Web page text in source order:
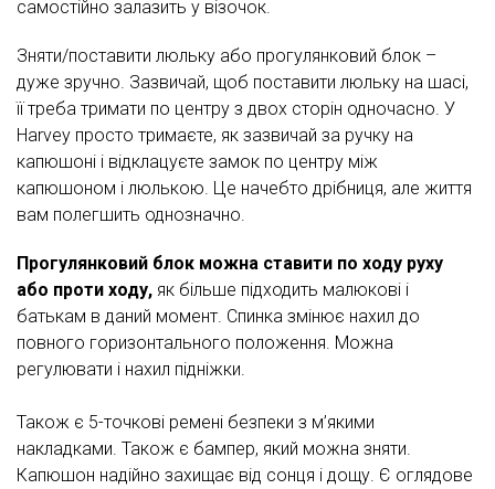
самостійно залазить у візочок.
Зняти/поставити люльку або прогулянковий блок –
дуже зручно. Зазвичай, щоб поставити люльку на шасі,
її треба тримати по центру з двох сторін одночасно. У
Harvey просто тримаєте, як зазвичай за ручку на
капюшоні і відклацуєте замок по центру між
капюшоном і люлькою. Це начебто дрібниця, але життя
вам полегшить однозначно.
Прогулянковий блок можна ставити по ходу руху
або проти ходу, як більше підходить малюкові і
батькам в даний момент. Спинка змінює нахил до
повного горизонтального положення. Можна
регулювати і нахил підніжки.
Також є 5-точкові ремені безпеки з м’якими
накладками. Також є бампер, який можна зняти.
Капюшон надійно захищає від сонця і дощу. Є оглядове